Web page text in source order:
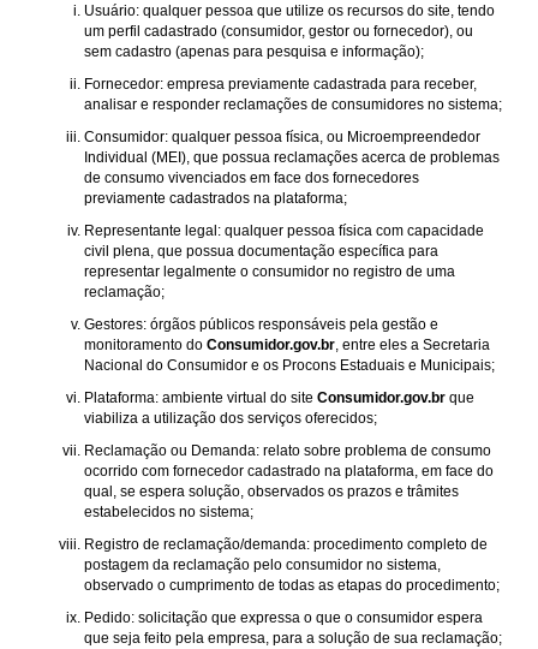
Usuário: qualquer pessoa que utilize os recursos do site, tendo
um perfil cadastrado (consumidor, gestor ou fornecedor), ou
sem cadastro (apenas para pesquisa e informação);
Fornecedor: empresa previamente cadastrada para receber,
analisar e responder reclamações de consumidores no sistema;
Consumidor: qualquer pessoa física, ou Microempreendedor
Individual (MEI), que possua reclamações acerca de problemas
de consumo vivenciados em face dos fornecedores
previamente cadastrados na plataforma;
Representante legal: qualquer pessoa física com capacidade
civil plena, que possua documentação específica para
representar legalmente o consumidor no registro de uma
reclamação;
Gestores: órgãos públicos responsáveis pela gestão e
monitoramento do Consumidor.gov.br, entre eles a Secretaria
Nacional do Consumidor e os Procons Estaduais e Municipais;
Plataforma: ambiente virtual do site Consumidor.gov.br que
viabiliza a utilização dos serviços oferecidos;
Reclamação ou Demanda: relato sobre problema de consumo
ocorrido com fornecedor cadastrado na plataforma, em face do
qual, se espera solução, observados os prazos e trâmites
estabelecidos no sistema;
Registro de reclamação/demanda: procedimento completo de
postagem da reclamação pelo consumidor no sistema,
observado o cumprimento de todas as etapas do procedimento;
Pedido: solicitação que expressa o que o consumidor espera
que seja feito pela empresa, para a solução de sua reclamação;